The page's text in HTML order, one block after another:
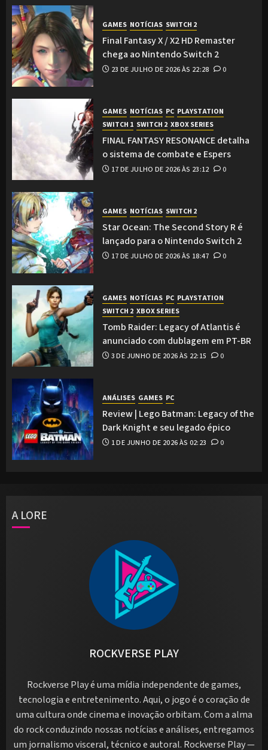
GAMES NOTÍCIAS SWITCH 2
Final Fantasy X / X2 HD Remaster
chega ao Nintendo Switch 2
23 DE JULHO DE 2026 ÀS 22:28 0
GAMES NOTÍCIAS PC PLAYSTATION
SWITCH 1 SWITCH 2 XBOX SERIES
FINAL FANTASY RESONANCE detalha
o sistema de combate e Espers
17 DE JULHO DE 2026 ÀS 23:12 0
GAMES NOTÍCIAS SWITCH 2
Star Ocean: The Second Story R é
lançado para o Nintendo Switch 2
17 DE JULHO DE 2026 ÀS 18:47 0
GAMES NOTÍCIAS PC PLAYSTATION
SWITCH 2 XBOX SERIES
Tomb Raider: Legacy of Atlantis é
anunciado com dublagem em PT-BR
3 DE JUNHO DE 2026 ÀS 22:15 0
ANÁLISES GAMES PC
Review | Lego Batman: Legacy of the
Dark Knight e seu legado épico
1 DE JUNHO DE 2026 ÀS 02:23 0
A LORE
ROCKVERSE PLAY
Rockverse Play é uma mídia independente de games,
tecnologia e entretenimento. Aqui, o jogo é o coração de
uma cultura onde cinema e inovação orbitam. Com a alma
do rock conduzindo nossas notícias e análises, entregamos
um jornalismo visceral, técnico e autoral. Rockverse Play —